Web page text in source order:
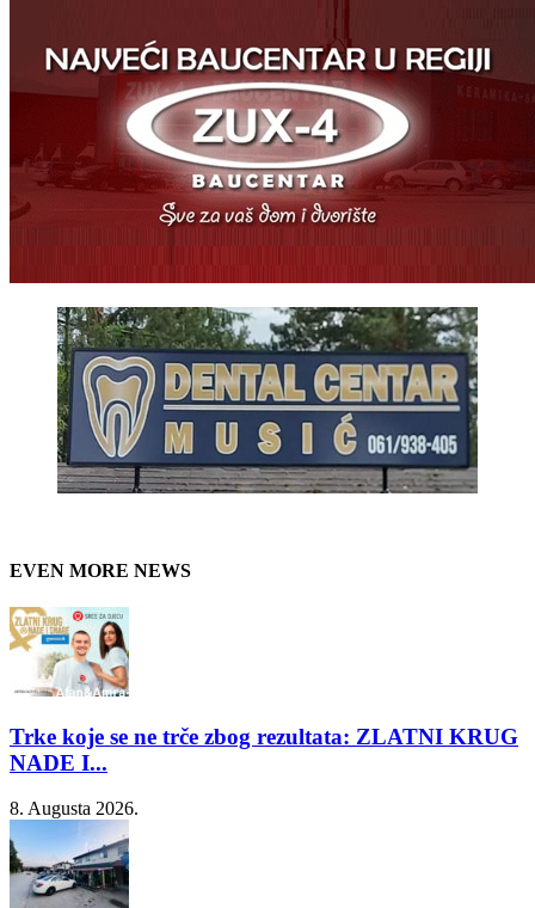
EVEN MORE NEWS
Trke koje se ne trče zbog rezultata: ZLATNI KRUG
NADE I...
8. Augusta 2026.